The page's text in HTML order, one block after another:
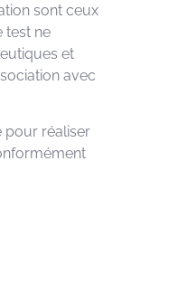
sont ceux
test ne
et
avec
pour réaliser